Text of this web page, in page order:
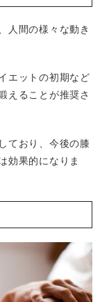
人間の様々な動き
エットの初期など
えることが推奨さ
ており、今後の膝
効果的になりま